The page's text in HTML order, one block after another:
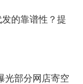
的靠谱性？提
光部分网店寄空